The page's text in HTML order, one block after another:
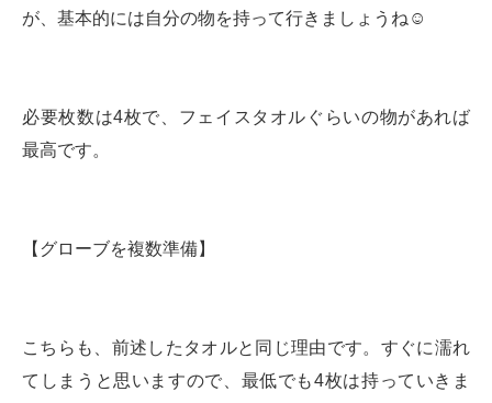
が、基本的には自分の物を持って行きましょうね☺️
必要枚数は4枚で、フェイスタオルぐらいの物があれば
最高です。
【グローブを複数準備】
こちらも、前述したタオルと同じ理由です。すぐに濡れ
てしまうと思いますので、最低でも4枚は持っていきま